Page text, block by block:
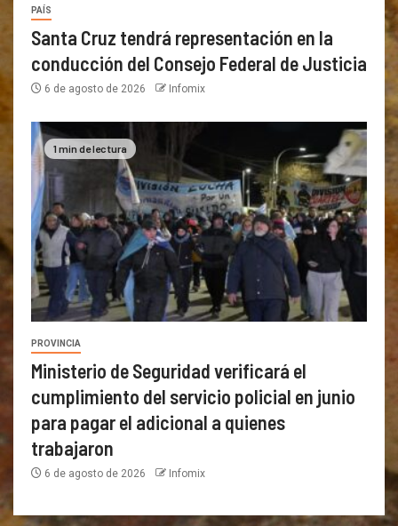
PAÍS
Santa Cruz tendrá representación en la
conducción del Consejo Federal de Justicia
6 de agosto de 2026 Infomix
1 min de lectura
PROVINCIA
Ministerio de Seguridad verificará el
cumplimiento del servicio policial en junio
para pagar el adicional a quienes
trabajaron
6 de agosto de 2026 Infomix